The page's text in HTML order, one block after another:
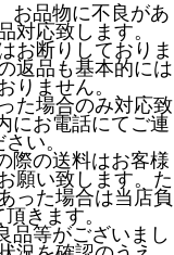
お品物に不良があ
対応致します。
お断りしておりま
返品も基本的には
りません。
た場合のみ対応致
にお電話にてご連
い。
際の送料はお客様
願い致します。た
った場合は当店負
きます。
品等がございまし